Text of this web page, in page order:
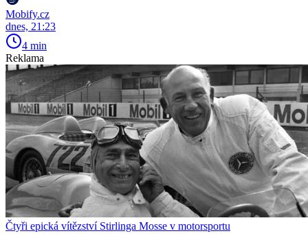
Mobify.cz
dnes, 21:23
4 min
Reklama
Čtyři epická vítězství Stirlinga Mosse v motorsportu